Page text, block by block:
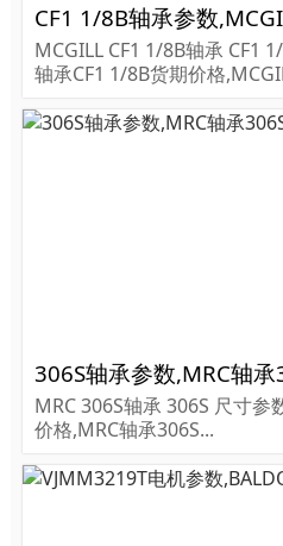
CF1 1/8B轴承参数
MCGILL CF1 1/8B轴承 CF1
轴承CF1 1/8B货期价格
306S轴承参数,MRC轴
MRC 306S轴承 306S 尺寸参
价格,MRC轴承306S...